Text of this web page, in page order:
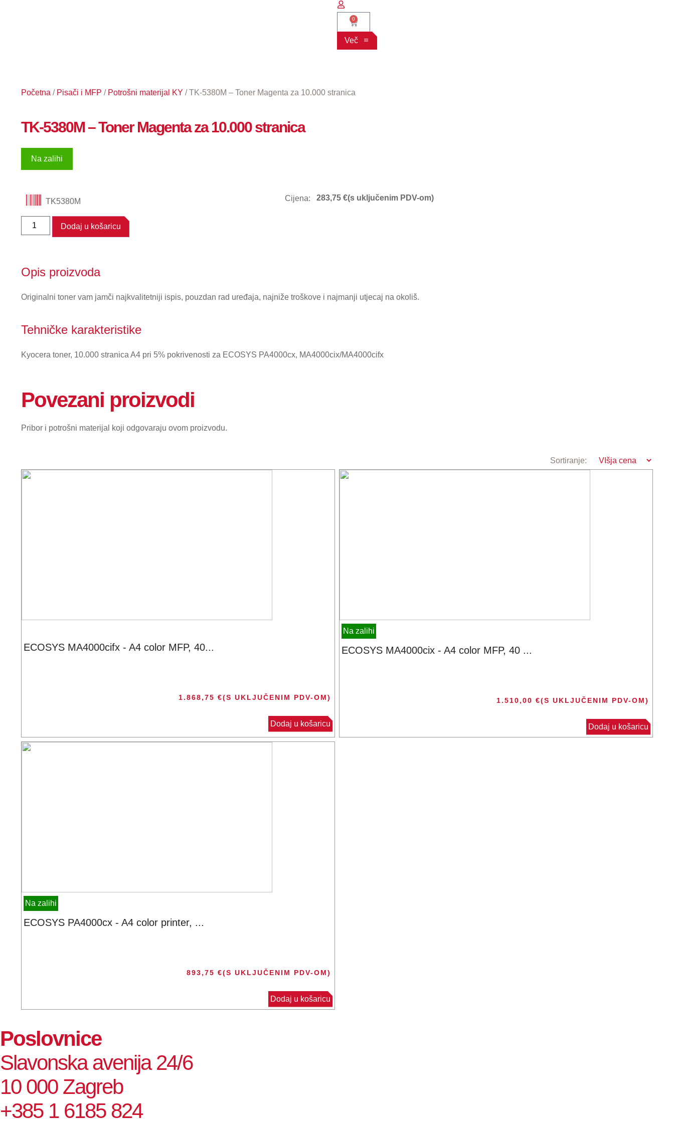
0
Več
Početna / Pisači i MFP / Potrošni materijal KY / TK-5380M – Toner Magenta za 10.000 stranica
TK-5380M – Toner Magenta za 10.000 stranica
Na zalihi
TK5380M Cijena: 283,75€(s uključenim PDV-om)
Dodaj u košaricu
Opis proizvoda
Originalni toner vam jamči najkvalitetniji ispis, pouzdan rad uređaja, najniže troškove i najmanji utjecaj na okoliš.
Tehničke karakteristike
Kyocera toner, 10.000 stranica A4 pri 5% pokrivenosti za ECOSYS PA4000cx, MA4000cix/MA4000cifx
Povezani proizvodi
Pribor i potrošni materijal koji odgovaraju ovom proizvodu.
Sortiranje:
ECOSYS MA4000cifx - A4 color MFP, 40...
1.868,75 €(S UKLJUČENIM PDV-OM)
Dodaj u košaricu
Na zalihi
ECOSYS MA4000cix - A4 color MFP, 40 ...
1.510,00 €(S UKLJUČENIM PDV-OM)
Dodaj u košaricu
Na zalihi
ECOSYS PA4000cx - A4 color printer, ...
893,75 €(S UKLJUČENIM PDV-OM)
Dodaj u košaricu
Poslovnice
Slavonska avenija 24/6
10 000 Zagreb
+385 1 6185 824